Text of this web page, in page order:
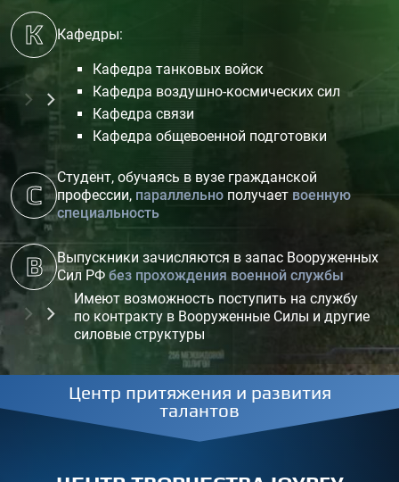
К Кафедры:
Кафедра танковых войск
Кафедра воздушно-космических сил
Кафедра связи
Кафедра общевоенной подготовки
С
Студент, обучаясь в вузе гражданской
профессии, параллельно получает военную
специальность
В
Выпускники зачисляются в запас Вооруженных
Сил РФ без прохождения военной службы
Имеют возможность поступить на службу
по контракту в Вооруженные Силы и другие
силовые структуры
Центр притяжения и развития
талантов
Центр притяжения и развития
талантов
Центр притяжения и развития
талантов
Центр притяжения и развития
талантов
Центр притяжения и развития
талантов